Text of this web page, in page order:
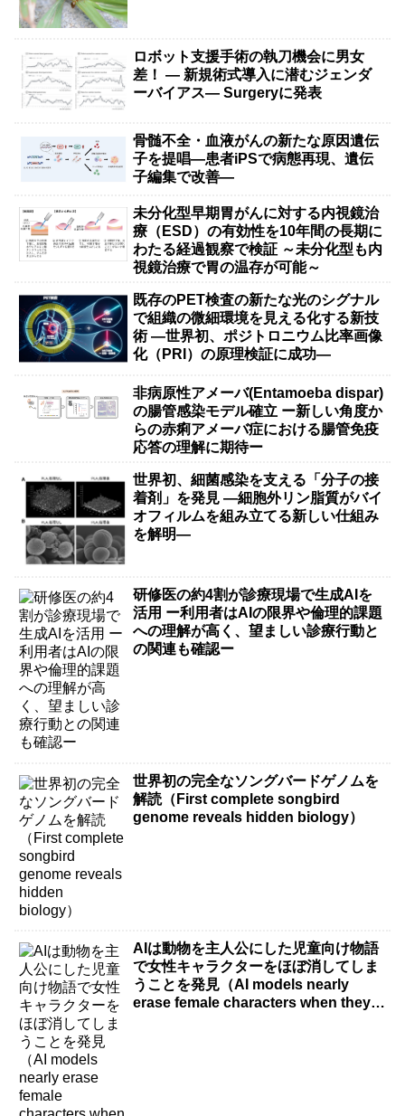
ロボット支援手術の執刀機会に男女
差！ — 新規術式導入に潜むジェンダ
ーバイアス— Surgeryに発表
骨髄不全・血液がんの新たな原因遺伝
子を提唱―患者iPSで病態再現、遺伝
子編集で改善―
未分化型早期胃がんに対する内視鏡治
療（ESD）の有効性を10年間の長期に
わたる経過観察で検証 ～未分化型も内
視鏡治療で胃の温存が可能～
既存のPET検査の新たな光のシグナル
で組織の微細環境を見える化する新技
術 ―世界初、ポジトロニウム比率画像
化（PRI）の原理検証に成功―
非病原性アメーバ(Entamoeba dispar)
の腸管感染モデル確立 ー新しい角度か
らの赤痢アメーバ症における腸管免疫
応答の理解に期待ー
世界初、細菌感染を支える「分子の接
着剤」を発見 ―細胞外リン脂質がバイ
オフィルムを組み立てる新しい仕組み
を解明―
研修医の約4割が診療現場で生成AIを
活用 ー利用者はAIの限界や倫理的課題
への理解が高く、望ましい診療行動と
の関連も確認ー
世界初の完全なソングバードゲノムを
解読（First complete songbird
genome reveals hidden biology）
AIは動物を主人公にした児童向け物語
で女性キャラクターをほぼ消してしま
うことを発見（AI models nearly
erase female characters when they